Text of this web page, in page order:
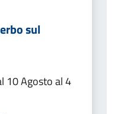
sul
10 Agosto al 4